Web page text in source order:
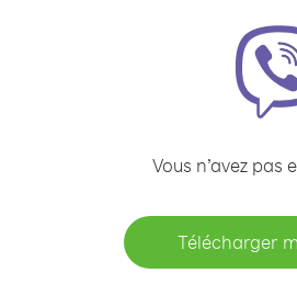
Vous n’avez pas
Télécharger